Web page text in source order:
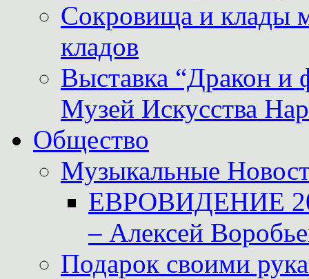
Сокровища и клады
кладов
Выставка “Дракон и
Музей Искусства
Общество
Музыкальные
ЕВРОВИДЕНИЕ
– Алексей
Подарок своими